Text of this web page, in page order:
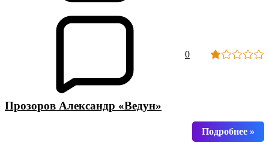
0
Прозоров Александр «Ведун»